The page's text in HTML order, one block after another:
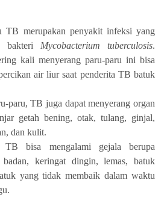
TB merupakan penyakit infeksi yang
bakteri Mycobacterium tuberculosis.
kali menyerang paru-paru ini bisa
air liur saat penderita TB batuk
paru, TB juga dapat menyerang organ
getah bening, otak, tulang, ginjal,
dan kulit.
TB bisa mengalami gejala berupa
badan, keringat dingin, lemas, batuk
yang tidak membaik dalam waktu